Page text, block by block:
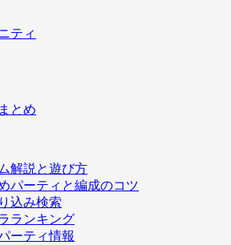
ティ
とめ
解説と遊び方
パーティと編成のコツ
込み検索
ランキング
ーティ情報